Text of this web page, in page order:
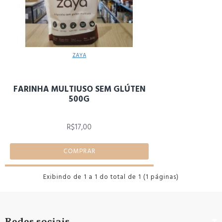
ZAYA
FARINHA MULTIUSO SEM GLÚTEN
500G
R$17,00
COMPRAR
Exibindo de 1 a 1 do total de 1 (1 páginas)